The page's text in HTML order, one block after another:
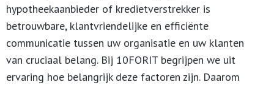
hypotheekaanbieder of kredietverstrekker is
betrouwbare, klantvriendelijke en efficiënte
communicatie tussen uw organisatie en uw klanten
van cruciaal belang. Bij 10FORIT begrijpen we uit
ervaring hoe belangrijk deze factoren zijn. Daarom